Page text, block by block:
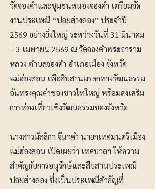
วัดจองคำและชุมชนหนองจองคำ เตรียมจัด
งานประเพณี “ปอยส่างลอง” ประจำปี
2569 อย่างยิ่งใหญ่ ระหว่างวันที่ 31 มีนาคม
– 3 เมษายน 2569 ณ วัดจองคำพระอาราม
หลวง ตำบลจองคำ อำเภอเมือง จังหวัด
แม่ฮ่องสอน เพื่อสืบสานมรดกทางวัฒนธรรม
อันทรงคุณค่าของชาวไทใหญ่ พร้อมส่งเสริม
การท่องเที่ยวเชิงวัฒนธรรมของจังหวัด
นางสาวมัลลิกา จีนาคำ นายกเทศมนตรีเมือง
แม่ฮ่องสอน เปิดเผยว่า เทศบาลฯ ให้ความ
สำคัญกับการอนุรักษ์และสืบสานประเพณี
ปอยส่างลอง ซึ่งเป็นประเพณีสำคัญที่